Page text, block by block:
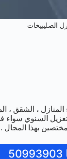
الصليبيخات
، الشقق ،
السنوي سواء
بهذا المجال .